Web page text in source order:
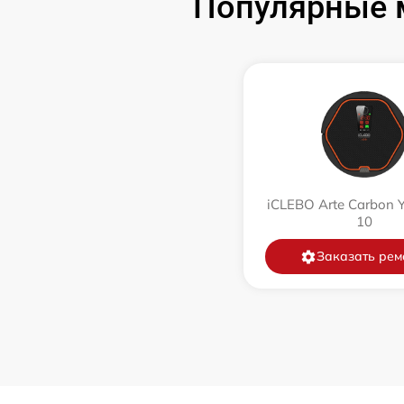
Ремонт цепи питания
Замена датчиков управления, высоты,
iCLEBO Arte Carbon
10
Заказать